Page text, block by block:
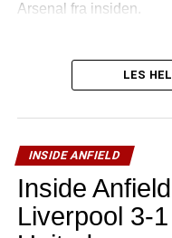
Arsenal fra insiden.
LES
INSIDE ANFIELD
Inside
Liverpool 3-